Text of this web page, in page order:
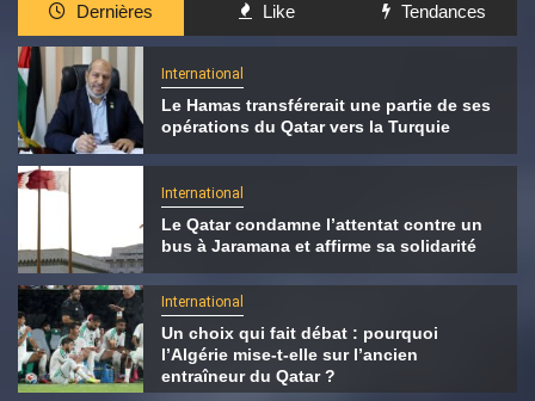
Dernières Like Tendances
International
Le Hamas transférerait une partie de ses
opérations du Qatar vers la Turquie
International
Le Qatar condamne l’attentat contre un
bus à Jaramana et affirme sa solidarité
International
Un choix qui fait débat : pourquoi
l’Algérie mise-t-elle sur l’ancien
entraîneur du Qatar ?